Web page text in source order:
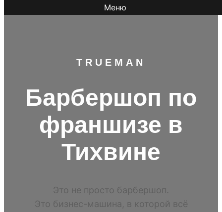
Меню
TR UEMAN
Барбершоп по
франшизе в
Тихвине
Это не просто барбершоп.
Это бизнес-машина, в которой всё